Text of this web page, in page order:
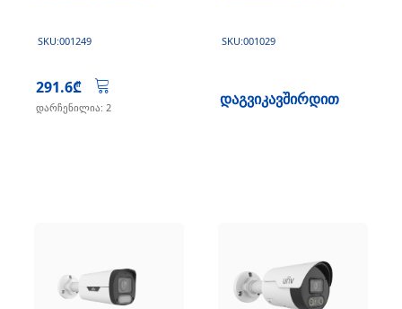
SKU:001249
291.6₾
დარჩენილია: 2
SKU:001029
დაგვიკავშირდით